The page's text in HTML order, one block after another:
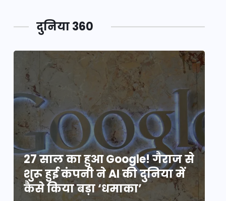
दुनिया 360
27 साल का हुआ Google! गैराज से
शुरू हुई कंपनी ने AI की दुनिया में
कैसे किया बड़ा ‘धमाका’